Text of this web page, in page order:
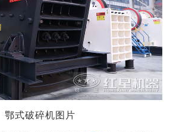
鄂式破碎机图片